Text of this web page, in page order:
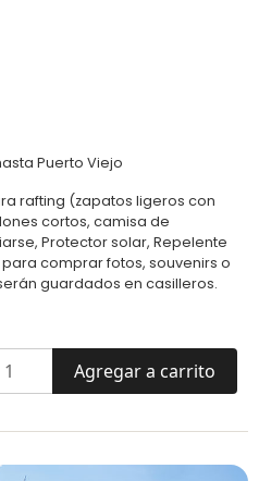
Puerto Viejo
rafting (zapatos ligeros con
cortos, camisa de
Protector solar, Repelente
comprar fotos, souvenirs o
guardados en casilleros.
Agregar a carrito